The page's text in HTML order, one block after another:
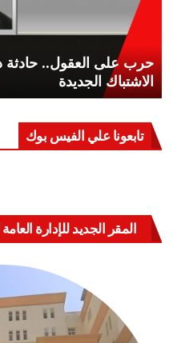
حرب على العقول.. حادثة
الاشتباك الجديدة
تابعونا علي الفيس بوك
المقر الجديد للإدارة